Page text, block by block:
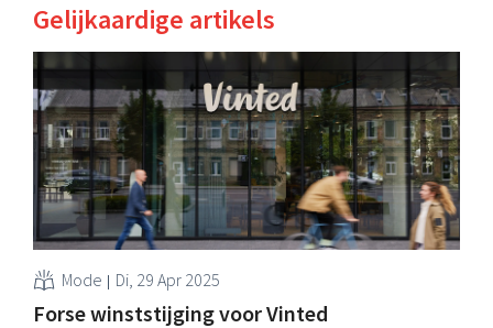
Gelijkaardige artikels
Mode Di, 29 Apr 2025
Forse winststijging voor Vinted